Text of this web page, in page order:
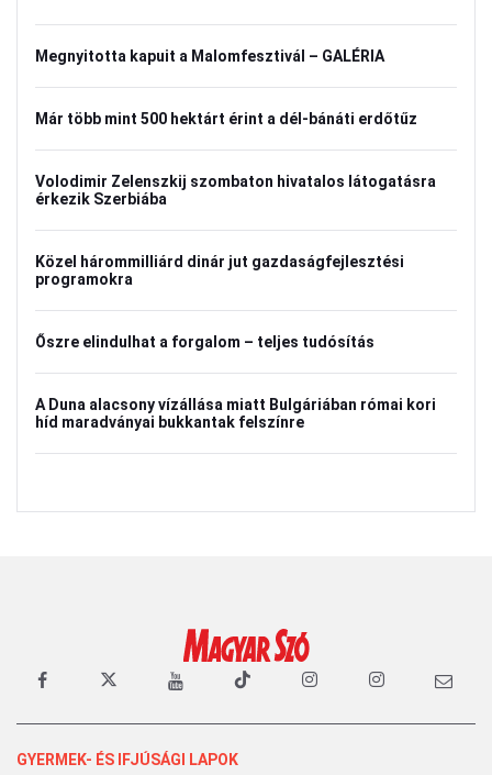
Megnyitotta kapuit a Malomfesztivál – GALÉRIA
Már több mint 500 hektárt érint a dél-bánáti erdőtűz
Volodimir Zelenszkij szombaton hivatalos látogatásra
érkezik Szerbiába
Közel hárommilliárd dinár jut gazdaságfejlesztési
programokra
Őszre elindulhat a forgalom – teljes tudósítás
A Duna alacsony vízállása miatt Bulgáriában római kori
híd maradványai bukkantak felszínre
GYERMEK- ÉS IFJÚSÁGI LAPOK